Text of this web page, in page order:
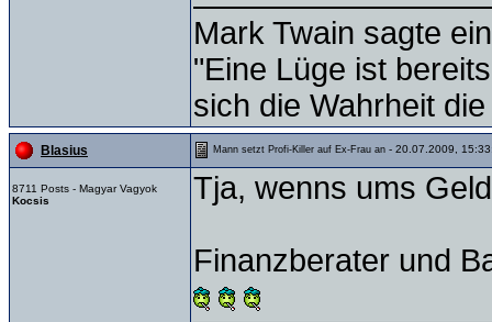
Mark Twain sagte
"Eine Lüge ist
sich die Wahrheit
Blasius Mann setzt Profi-Killer auf Ex-Frau an - 20.07.2009,
8711 Posts - Magyar Vagyok
Kocsis
Tja, wenns ums
Finanzberater und